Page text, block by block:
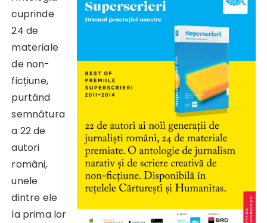
cuprinde
24 de
materiale
de non-
ficțiune,
purtând
semnătura
a 22 de
autori
români,
unele
dintre ele
la prima lor